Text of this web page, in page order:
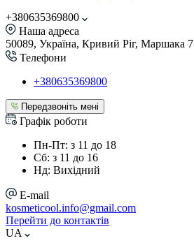
+380635369800
Наша адреса
50089, Україна, Кривий Ріг, Маршака 7
Телефони
+380635369800
Передзвоніть мені
Графік роботи
Пн-Пт: з 11 до 18
Сб: з 11 до 16
Нд: Вихідний
E-mail
kosmeticool.info@gmail.com
Перейти до контактів
UA